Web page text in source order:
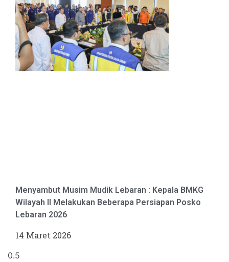
Menyambut Musim Mudik Lebaran : Kepala BMKG
Wilayah II Melakukan Beberapa Persiapan Posko
Lebaran 2026
14 Maret 2026